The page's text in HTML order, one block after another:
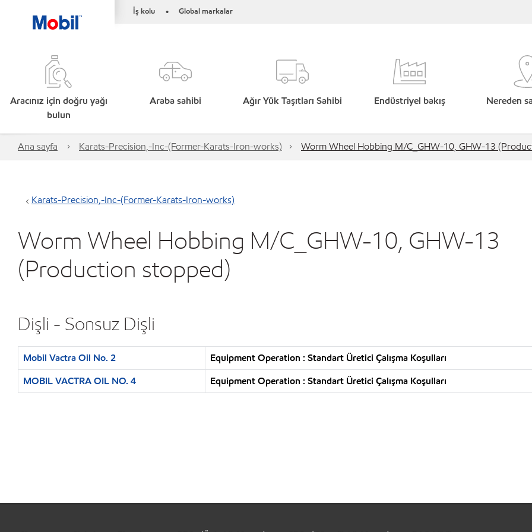
İş kolu • Global markalar
Aracınız için doğru yağı
bulun
Araba sahibi Ağır Yük Taşıtları Sahibi Endüstriyel bakış Nereden
Ana sayfa Karats-Precision,-Inc-(Former-Karats-Iron-works) Worm Wheel Hobbing M/C_GHW-10, GHW-13
Karats-Precision,-Inc-(Former-Karats-Iron-works)
Worm Wheel Hobbing M/C_GHW-10, GHW-13
(Production stopped)
Dişli - Sonsuz Dişli
Mobil Vactra Oil No. 2
Equipment Operation : Standart Üretici Çalışma Koşulları
MOBIL VACTRA OIL NO. 4
Equipment Operation : Standart Üretici Çalışma Koşulları